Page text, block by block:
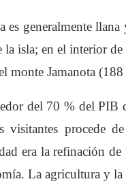
es generalmente llana
la isla; en el interior
monte Jamanota
del 70 % del PIB
visitantes procede
era la refinación
La agricultura y